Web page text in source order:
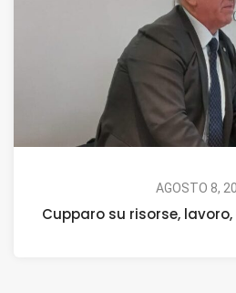
AGOSTO 8,
Cupparo su risorse,